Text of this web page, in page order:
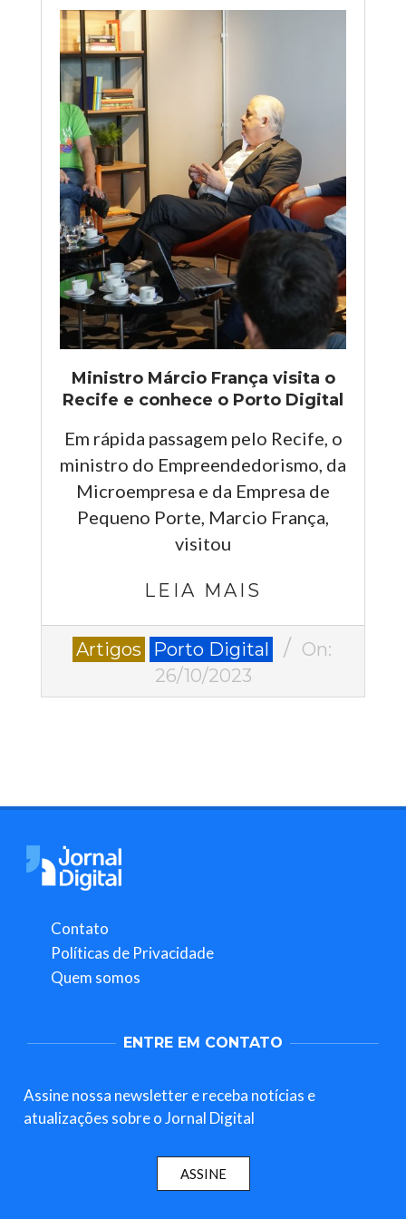
Ministro Márcio França visita o
Recife e conhece o Porto Digital
Em rápida passagem pelo Recife, o
ministro do Empreendedorismo, da
Microempresa e da Empresa de
Pequeno Porte, Marcio França,
visitou
LEIA MAIS
2023-
Artigos Porto Digital
On:
26/10/2023
Contato
Políticas de Privacidade
Quem somos
ENTRE EM CONTATO
Assine nossa newsletter e receba notícias e
atualizações sobre o Jornal Digital
ASSINE